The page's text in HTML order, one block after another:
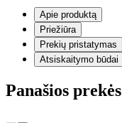
Apie produktą
Priežiūra
Prekių pristatymas
Atsiskaitymo būdai
Panašios prekės